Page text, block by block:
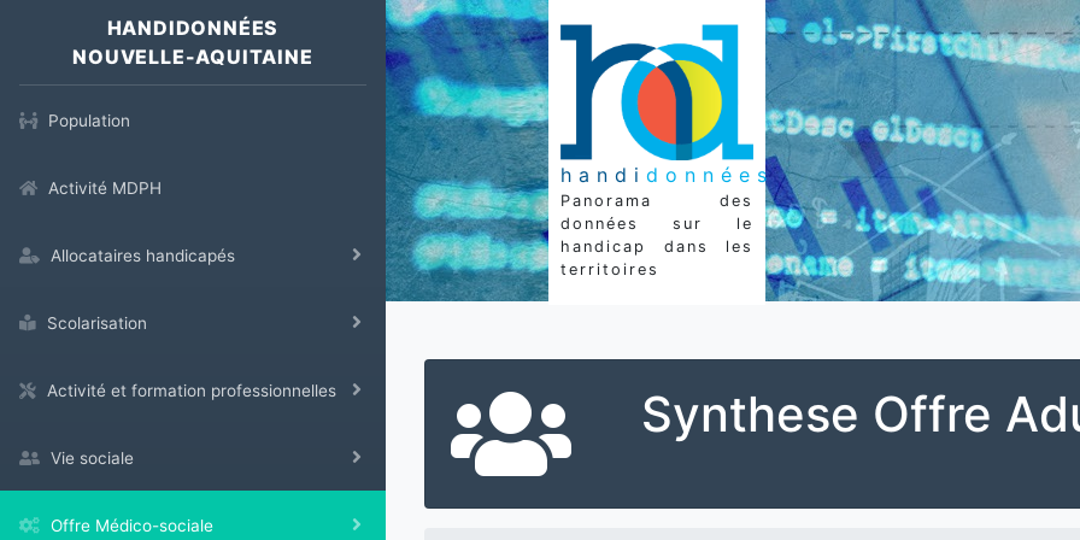
HANDIDONNÉES
NOUVELLE-AQUITAINE
Population
Activité MDPH
Allocataires handicapés
Scolarisation
Activité et formation professionnelles
Vie sociale
Offre Médico-sociale
handi données
Panorama des
données sur le
handicap dans les
territoires
Synthese Offre